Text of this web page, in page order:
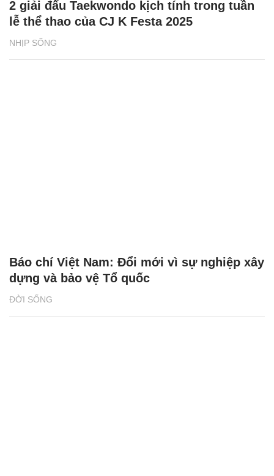
NHỊP SỐNG
2 giải đấu Taekwondo kịch tính trong tuần
lễ thể thao của CJ K Festa 2025
ĐỜI SỐNG
Báo chí Việt Nam: Đổi mới vì sự nghiệp xây
dựng và bảo vệ Tổ quốc